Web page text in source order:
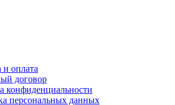
и оплата
договор
конфиденциальности
персональных данных